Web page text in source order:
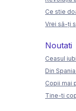
Ce stie
Vrei să-ți
Noutati
Ceasul
Din
Copii mai
Tine-ti